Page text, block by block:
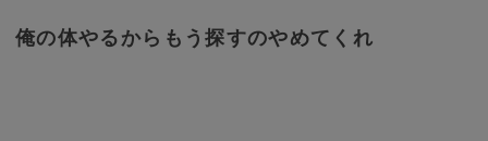
俺の体やるからもう探すのやめてくれ